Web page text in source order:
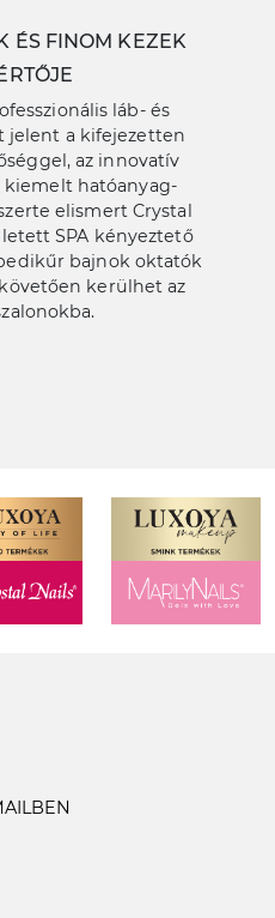
ÉS FINOM KEZEK
láb- és
jelent a kifejezetten
az innovatív
kiemelt hatóanyag-
elismert Crystal
SPA kényeztető
bajnok oktatók
kerülhet az